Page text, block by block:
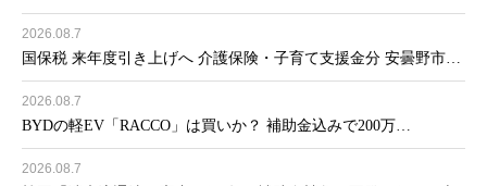
2026.08.7
国保税 来年度引き上げへ 介護保険・子育て支援金分 安曇野市…
2026.08.7
BYDの軽EV「RACCO」は買いか？ 補助金込みで200万…
2026.08.7